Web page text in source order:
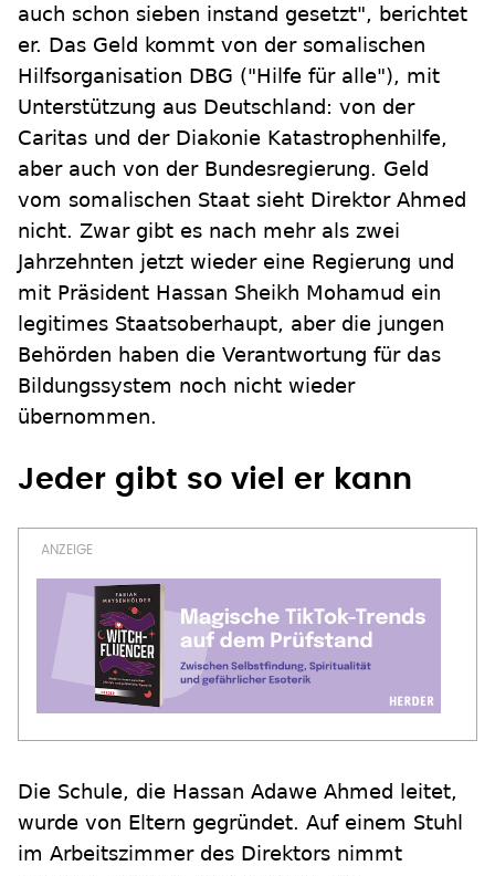
auch schon sieben instand gesetzt", berichtet
er. Das Geld kommt von der somalischen
Hilfsorganisation DBG ("Hilfe für alle"), mit
Unterstützung aus Deutschland: von der
Caritas und der Diakonie Katastrophenhilfe,
aber auch von der Bundesregierung. Geld
vom somalischen Staat sieht Direktor Ahmed
nicht. Zwar gibt es nach mehr als zwei
Jahrzehnten jetzt wieder eine Regierung und
mit Präsident Hassan Sheikh Mohamud ein
legitimes Staatsoberhaupt, aber die jungen
Behörden haben die Verantwortung für das
Bildungssystem noch nicht wieder
übernommen.
Jeder gibt so viel er kann
Die Schule, die Hassan Adawe Ahmed leitet,
wurde von Eltern gegründet. Auf einem Stuhl
im Arbeitszimmer des Direktors nimmt